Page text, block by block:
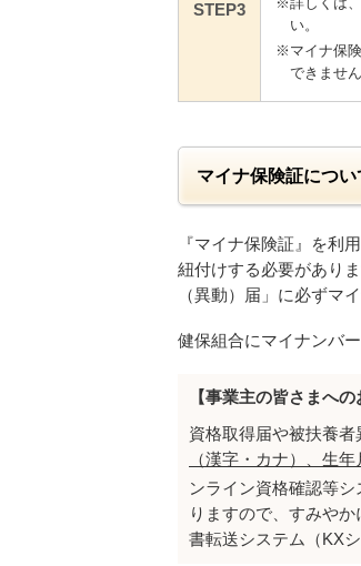
STEP3
い。
※マイナ保
できません
マイナ保険証につい
『マイナ保険証』を利
紐付けする必要があり
（異動）届」に必ずマ
健保組合にマイナンバ
【事業主の皆さまへの
資格取得届や被扶養者
（漢字・カナ）、生
ンライン資格確認等シ
りますので、すみや
書転送システム（KX